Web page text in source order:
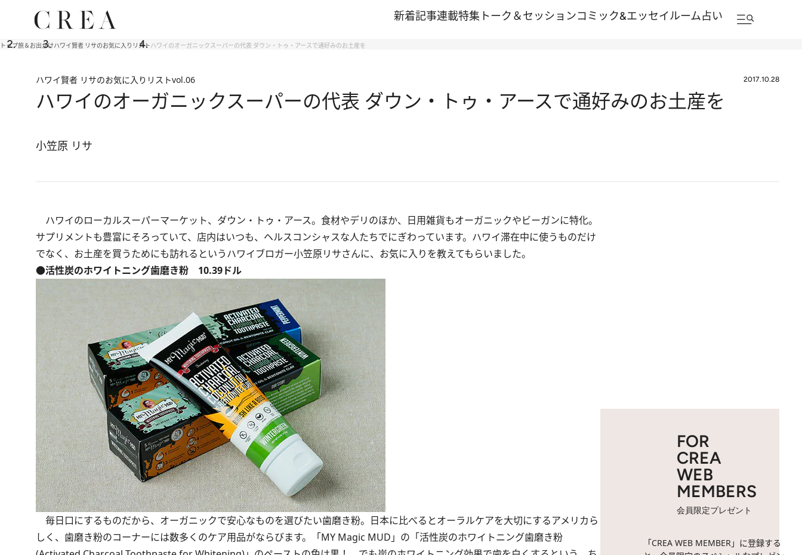
新着記事連載特集 トーク＆セッションコミック&エッセイルーム占い
トップ旅＆お出かけハワイ賢者 リサのお気に入りリストハワイのオーガニックスーパーの代表 ダウン・トゥ・アースで通好みのお土産を
ハワイ賢者 リサのお気に入りリストvol.06 2017.10.28
ハワイのオーガニックスーパーの代表 ダウン・トゥ・アースで通好みのお土産を
小笠原 リサ
ハワイのローカルスーパーマーケット、ダウン・トゥ・アース。食材やデリのほか、日用雑貨もオーガニックやビーガンに特化。
サプリメントも豊富にそろっていて、店内はいつも、ヘルスコンシャスな人たちでにぎわっています。ハワイ滞在中に使うものだけ
でなく、お土産を買うためにも訪れるというハワイブロガー小笠原リサさんに、お気に入りを教えてもらいました。
●活性炭のホワイトニング歯磨き粉 10.39ドル
毎日口にするものだから、オーガニックで安心なものを選びたい歯磨き粉。日本に比べるとオーラルケアを大切にするアメリカら
しく、歯磨き粉のコーナーには数多くのケア用品がならびます。「MY Magic MUD」の「活性炭のホワイトニング歯磨き粉
FOR
CREA
WEB
MEMBERS
会員限定プレゼント
「CREA WEB MEMBER」に登録する